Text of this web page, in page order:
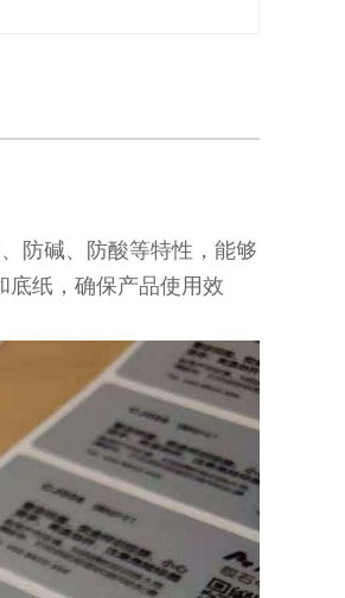
防碱、防酸等特性，能够
底纸，确保产品使用效